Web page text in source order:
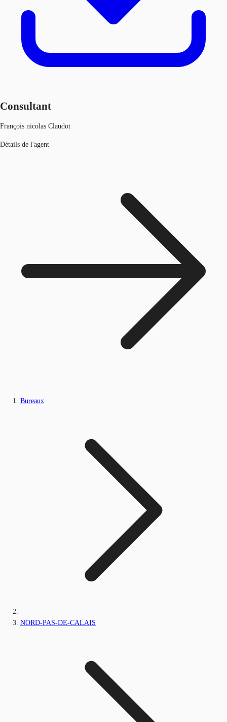
Consultant
François nicolas Claudot
Détails de l'agent
Bureaux
NORD-PAS-DE-CALAIS